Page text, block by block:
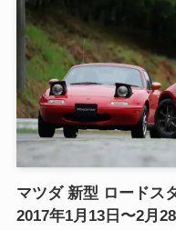
マツダ 新型 ロードス
2017年1月13日〜2月